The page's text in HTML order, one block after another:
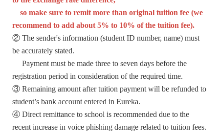
so make sure to remit more than original tuition fee (we
recommend to add about 5% to 10% of the tuition fee).
② The sender's information (student ID number, name) must
be accurately stated.
Payment must be made three to seven days before the
registration period in consideration of the required time.
③ Remaining amount after tuition payment will be refunded to
student’s bank account entered in Eureka.
④ Direct remittance to school is recommended due to the
recent increase in voice phishing damage related to tuition fees.